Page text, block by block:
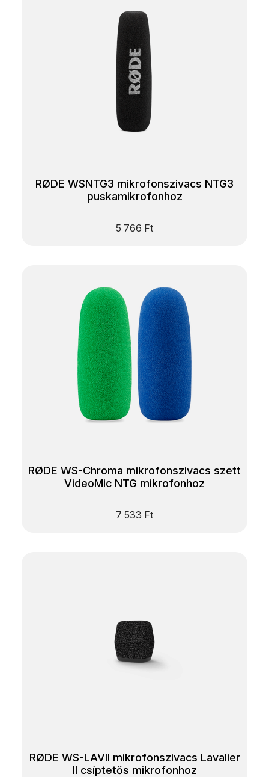
RØDE WSNTG3 mikrofonszivacs NTG3
puskamikrofonhoz
5 766 Ft
RØDE WS-Chroma mikrofonszivacs szett
VideoMic NTG mikrofonhoz
7 533 Ft
RØDE WS-LAVII mikrofonszivacs Lavalier
II csíptetős mikrofonhoz